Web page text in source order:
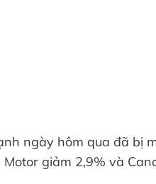
ngày hôm qua đã bị
giảm 2,9% và